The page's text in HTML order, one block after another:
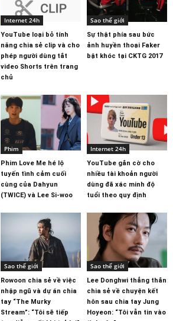
Internet 24h
YouTube loại bỏ tính
năng chia sẻ clip và cho
phép người dùng tắt
video Shorts trên trang
chủ
Sao thế giới
Sự thật phía sau bức
ảnh huyền thoại Faker
bật khóc tại CKTG 2017
Phim
Phim Love Me hé lộ
tuyến tình cảm cuối
cùng của Dahyun
(TWICE) và Lee Si-woo
Internet 24h
YouTube gắn cờ cho
nhiều tài khoản người
dùng đã xác minh độ
tuổi theo quy định
Sao thế giới
Rowoon chia sẻ về việc
nhập ngũ và dự án chia
tay “The Murky
Stream”: “Tôi sẽ tiếp
Sao thế giới
Lee Donghwi thẳng thắn
chia sẻ về chuyện kết
hôn sau chia tay Jung
Hoyeon: “Tôi vẫn tin vào